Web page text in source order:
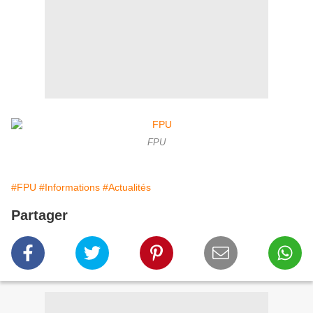
FPU
#FPU #Informations #Actualités
Partager